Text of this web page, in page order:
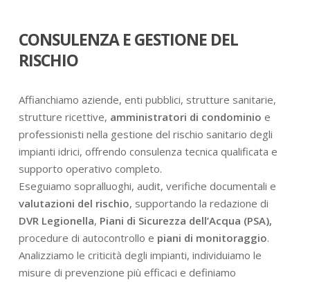
CONSULENZA E GESTIONE DEL
RISCHIO
Affianchiamo aziende, enti pubblici, strutture sanitarie,
strutture ricettive, amministratori di condominio e
professionisti nella gestione del rischio sanitario degli
impianti idrici, offrendo consulenza tecnica qualificata e
supporto operativo completo.
Eseguiamo sopralluoghi, audit, verifiche documentali e
valutazioni del rischio, supportando la redazione di
DVR Legionella, Piani di Sicurezza dell’Acqua (PSA),
procedure di autocontrollo e piani di monitoraggio.
Analizziamo le criticità degli impianti, individuiamo le
misure di prevenzione più efficaci e definiamo